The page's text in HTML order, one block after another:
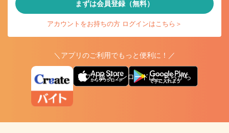
まずは会員登録（無料）
アカウントをお持ちの方 ログインはこちら＞
＼アプリのご利用でもっと便利に！／
アプリ版ダウンロードはこちらから